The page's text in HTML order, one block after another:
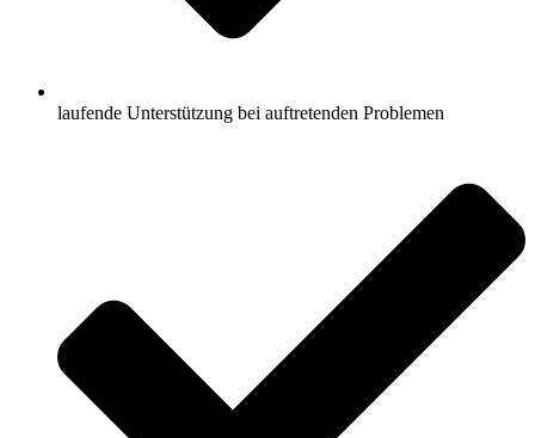
laufende Unterstützung bei auftretenden Problemen